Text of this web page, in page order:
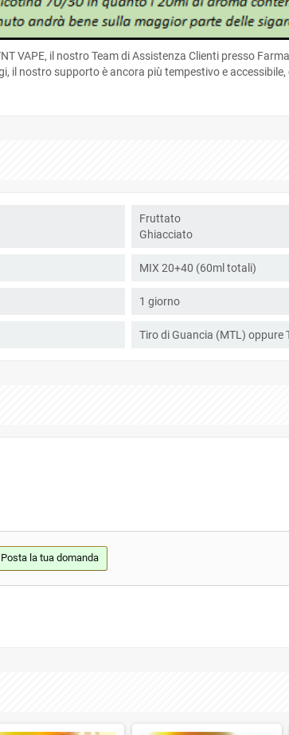
VAPE, il nostro Team di Assistenza Clienti presso
il nostro supporto è ancora più tempestivo e
Fruttato
Ghiacciato
MIX 20+40 (60ml totali)
1 giorno
Tiro di Guancia (MTL) oppure
Posta la tua domanda